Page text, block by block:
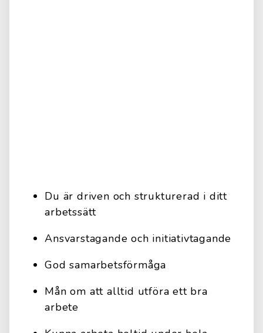
Du är driven och strukturerad i ditt
arbetssätt
Ansvarstagande och initiativtagande
God samarbetsförmåga
Mån om att alltid utföra ett bra
arbete